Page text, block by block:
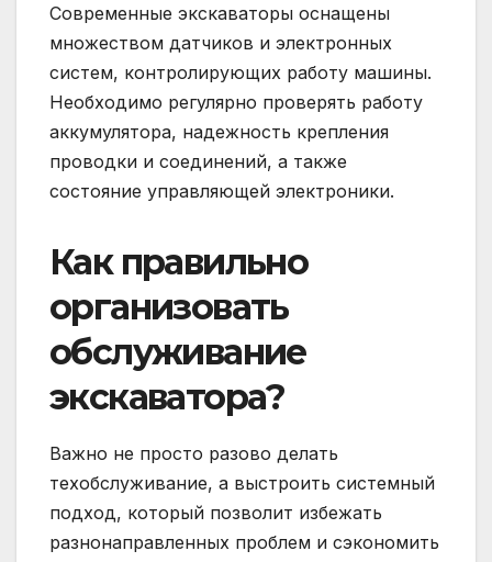
Современные экскаваторы оснащены
множеством датчиков и электронных
систем, контролирующих работу машины.
Необходимо регулярно проверять работу
аккумулятора, надежность крепления
проводки и соединений, а также
состояние управляющей электроники.
Как правильно
организовать
обслуживание
экскаватора?
Важно не просто разово делать
техобслуживание, а выстроить системный
подход, который позволит избежать
разнонаправленных проблем и сэкономить